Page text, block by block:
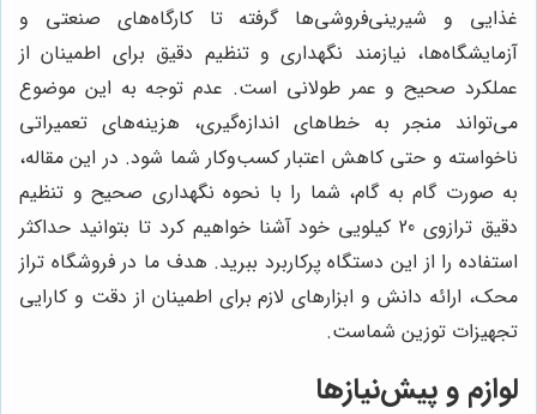
غذایی و شیرینی‌فروشی‌ها گرفته تا کارگاه‌های صنعتی و
آزمایشگاه‌ها، نیازمند نگهداری و تنظیم دقیق برای اطمینان از
عملکرد صحیح و عمر طولانی است. عدم توجه به این موضوع
می‌تواند منجر به خطاهای اندازه‌گیری، هزینه‌های تعمیراتی
ناخواسته و حتی کاهش اعتبار کسب‌وکار شما شود. در این مقاله،
به صورت گام به گام، شما را با نحوه نگهداری صحیح و تنظیم
دقیق ترازوی 20 کیلویی خود آشنا خواهیم کرد تا بتوانید حداکثر
استفاده را از این دستگاه پرکاربرد ببرید. هدف ما در فروشگاه تراز
محک، ارائه دانش و ابزارهای لازم برای اطمینان از دقت و کارایی
تجهیزات توزین شماست.
لوازم و پیش‌نیازها